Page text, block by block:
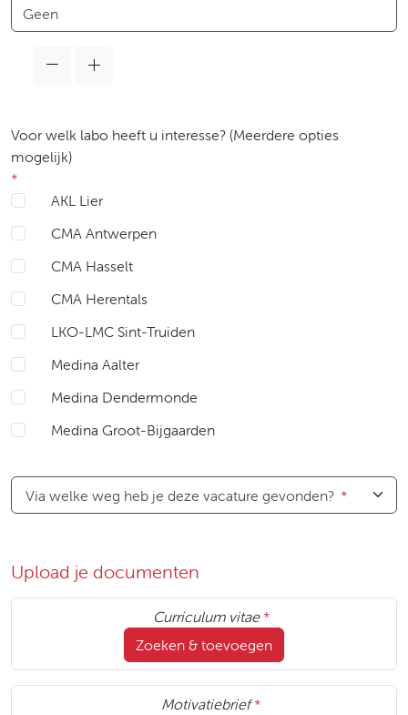
Voor welk labo heeft u interesse? (Meerdere opties
mogelijk)
*
AKL Lier
CMA Antwerpen
CMA Hasselt
CMA Herentals
LKO-LMC Sint-Truiden
Medina Aalter
Medina Dendermonde
Medina Groot-Bijgaarden
Via welke weg heb je deze vacature gevonden? *
Upload je documenten
Curriculum vitae *
Zoeken & toevoegen
Motivatiebrief *